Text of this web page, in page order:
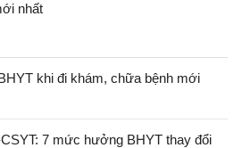
nhất
khi đi khám, chữa bệnh mới
7 mức hưởng BHYT thay đổi